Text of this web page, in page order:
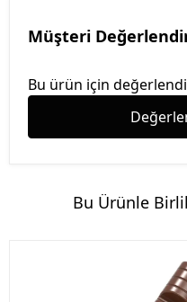
Müşteri
Bu ürün için
Bu Ürünle